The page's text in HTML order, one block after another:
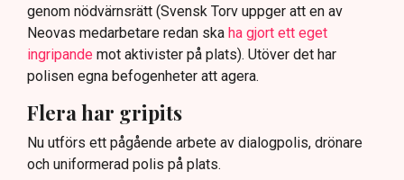
genom nödvärnsrätt (Svensk Torv uppger att en av
Neovas medarbetare redan ska ha gjort ett eget
ingripande mot aktivister på plats). Utöver det har
polisen egna befogenheter att agera.
Flera har gripits
Nu utförs ett pågående arbete av dialogpolis, drönare
och uniformerad polis på plats.